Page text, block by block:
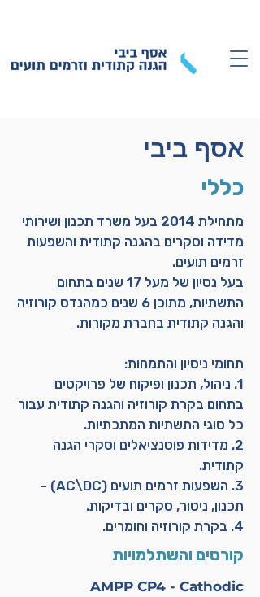
אסף ביבי
כללי
מתחילת 2014 בעל משרד תכנון ושירותי
מדידה וסקרים בהגנה קתודית והשפעות
זרמים תועים.
בעל נסיון של מעל 17 שנים בתחום
התשתיות, מתוכן 6 שנים כמהנדס קורוזיה
והגנה קתודית בחברת מקורות.
תחומי ניסיון והתמחות:
1. ניהול, תכנון ופיקוח של פרויקטים
בתחום בקרת קורוזיה והגנה קתודית עבור
כל סוגי התשתיות המתכתיות.
2. מדידות פוטנציאלים וסקרי הגנה
קתודית.
3. השפעות זרמים תועים (AC\DC) -
תכנון, ניטור, סקרים ובדיקות.
4. בקרת קורוזיה וחומרים.
קורסים והשתלמויות
AMPP CP4 - Cathodic